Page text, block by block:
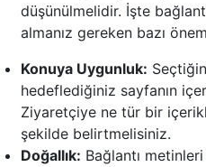
düşünülmelidir. İşte
almanız gereken bazı
Konuya Uygunluk:
hedeflediğiniz sayfanın
Ziyaretçiye ne tür bir
şekilde belirtmelisiniz.
Doğallık: Bağlantı